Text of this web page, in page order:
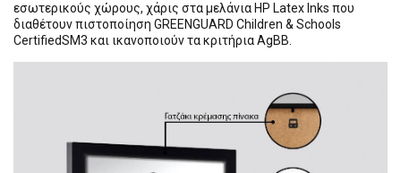
εσωτερικούς χώρους, χάρις στα μελάνια HP Latex Inks που
διαθέτουν πιστοποίηση GREENGUARD Children & Schools
CertifiedSM3 και ικανοποιούν τα κριτήρια AgBB.